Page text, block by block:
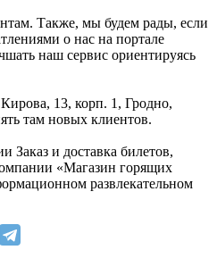
Также, мы будем рады, если
о нас на портале
наш сервис ориентируясь
13, корп. 1, Гродно,
там новых клиентов.
и доставка билетов,
«Магазин горящих
развлекательном